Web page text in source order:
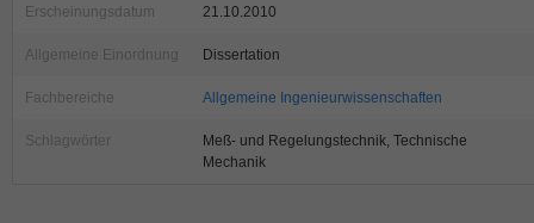
Erscheinungsdatum 21.10.2010
Allgemeine Einordnung Dissertation
Fachbereiche Allgemeine Ingenieurwissenschaften
Schlagwörter
Meß- und Regelungstechnik, Technische
Mechanik